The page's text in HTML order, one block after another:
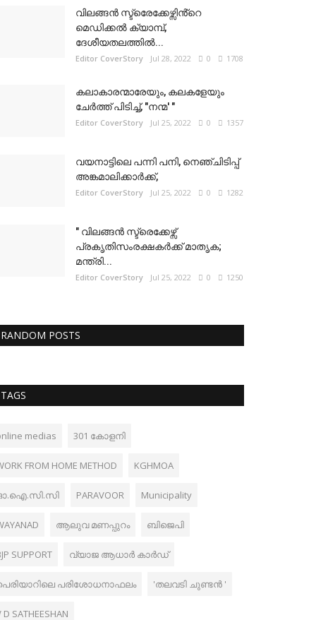
വിലങ്ങൻ സ്ട്രെേക്കേഴ്സിൻ്റെ
മെഡിക്കൽ ക്യാമ്പ്,
ദേശീയതലത്തിൽ...
Editor CoverStory Jul 28, 2022 0 1708
കലാകാരന്മാരേയും, കലകളേയും
ചേർത്ത് പിടിച്ച്, "നന്മ' "
Editor CoverStory Jul 25, 2022 0 1357
വയനാട്ടിലെ പന്നി പനി, നെഞ്ചിടിപ്പ്
അങ്കമാലിക്കാർക്ക്,
Editor CoverStory Jul 25, 2022 0 1282
" വിലങ്ങൻ സ്ട്രെക്കേഴ്സ്
പ്രകൃതിസംരക്ഷകർക്ക് മാതൃക;
മന്ത്രി...
Editor CoverStory Jul 25, 2022 0 1250
RANDOM POSTS
TAGS
medias 301 കോളനി
FROM HOME METHOD KGHMOA
PARAVOOR Municipality
ആലുവ മണപ്പുറം ബിജെപി
SUPPORT വ്യാജ ആധാർ കാർഡ്
പരിശോധനാഫലം 'തലവടി ചുണ്ടൻ '
D SATHEESHAN